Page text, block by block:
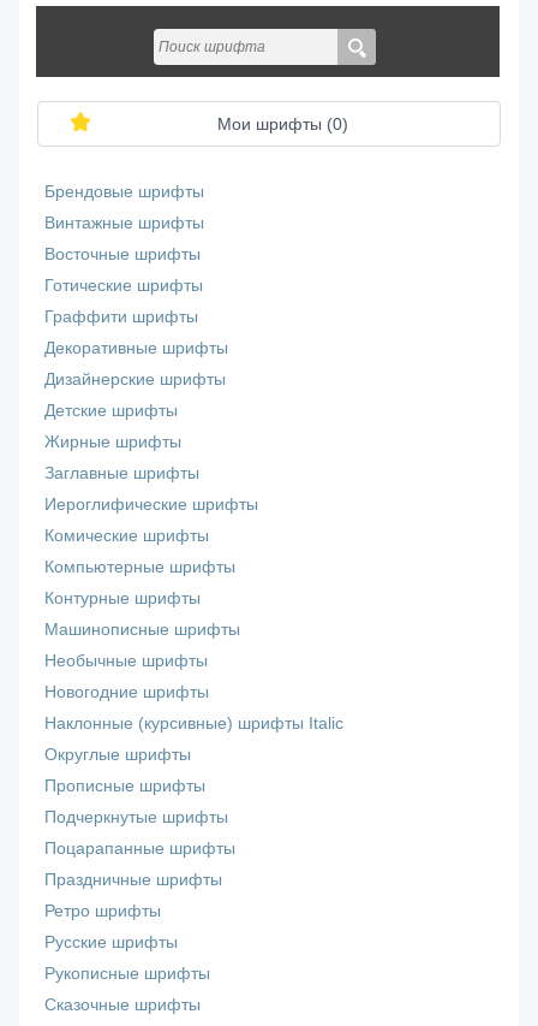
Мои шрифты (0)
Брендовые шрифты
Винтажные шрифты
Восточные шрифты
Готические шрифты
Граффити шрифты
Декоративные шрифты
Дизайнерские шрифты
Детские шрифты
Жирные шрифты
Заглавные шрифты
Иероглифические шрифты
Комические шрифты
Компьютерные шрифты
Контурные шрифты
Машинописные шрифты
Необычные шрифты
Новогодние шрифты
Наклонные (курсивные) шрифты Italic
Округлые шрифты
Прописные шрифты
Подчеркнутые шрифты
Поцарапанные шрифты
Праздничные шрифты
Ретро шрифты
Русские шрифты
Рукописные шрифты
Сказочные шрифты